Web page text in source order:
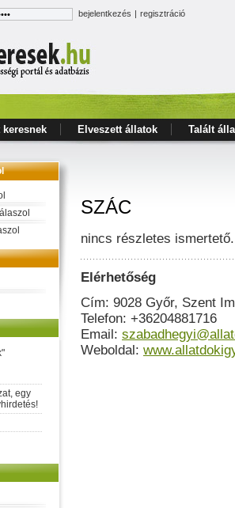
bejelentkezés | regisztráció
keresnek Elveszett állatok Talált
egy
SZÁC
nincs részletes
Elérhetőség
Cím: 9028 Győr, Szent
Telefon: +36204881716
Email:
Weboldal: